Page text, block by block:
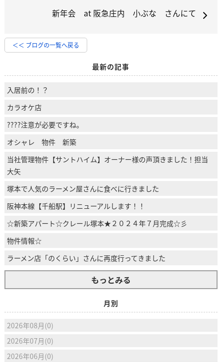
新年会 at 阪急庄内 小ぶな さんにて
＜＜ ブログの一覧へ戻る
最新の記事
入居前の！？
カラオケ店
????注意が必要ですね。
オシャレ 物件 新築
当社管理物件【サントハイム】オーナー様の声頂きました！担当
大矢
塚本で人気のラーメン屋さんに食べに行きました
阪神本線【千船駅】リニューアルします！！
☆新築アパート☆クレール塚本★２０２４年７月完成☆彡
物件情報☆
ラーメン店「のくらい」さんに再度行ってきました
もっとみる
月別
2026年08月(0)
2026年07月(0)
2026年06月(0)